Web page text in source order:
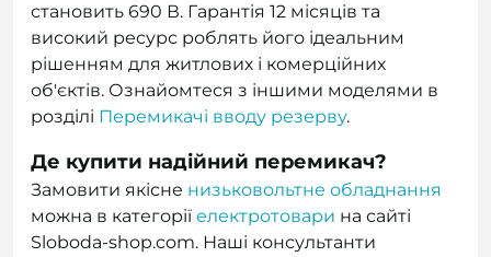
становить 690 В. Гарантія 12 місяців та
високий ресурс роблять його ідеальним
рішенням для житлових і комерційних
об'єктів. Ознайомтеся з іншими моделями в
розділі Перемикачі вводу резерву.
Де купити надійний перемикач?
Замовити якісне низьковольтне обладнання
можна в категорії електротовари на сайті
Sloboda-shop.com. Наші консультанти